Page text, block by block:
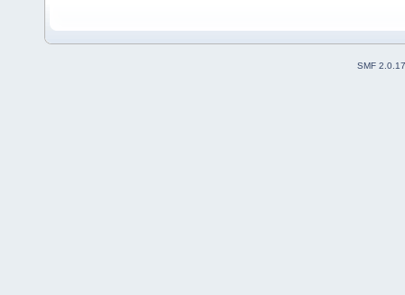
SMF 2.0.17